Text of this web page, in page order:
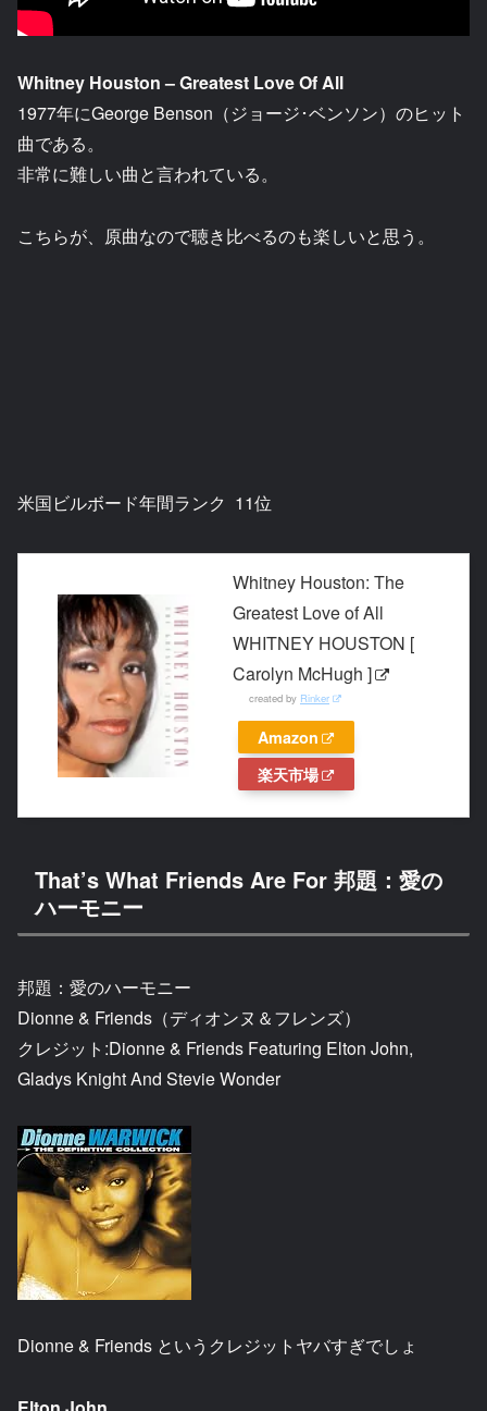
Whitney Houston – Greatest Love Of All
1977年にGeorge Benson（ジョージ･ベンソン）のヒット
曲である。
非常に難しい曲と言われている。
こちらが、原曲なので聴き比べるのも楽しいと思う。
米国ビルボード年間ランク 11位
Whitney Houston: The
Greatest Love of All
WHITNEY HOUSTON [
Carolyn McHugh ]
created by Rinker
Amazon
楽天市場
That’s What Friends Are For 邦題：愛の
ハーモニー
邦題：愛のハーモニー
Dionne & Friends（ディオンヌ＆フレンズ）
クレジット:Dionne & Friends Featuring Elton John,
Gladys Knight And Stevie Wonder
Dionne & Friends というクレジットヤバすぎでしょ